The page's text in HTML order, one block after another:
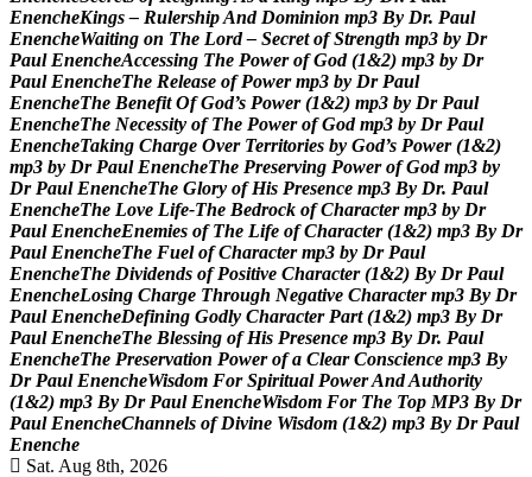
EnencheKings – RulershipAnd Dominion mp3 By Dr. Paul
EnencheWaiting on The Lord – Secret of Strength mp3 by Dr
Paul EnencheAccessing The Power of God (1&2) mp3 by Dr
Paul EnencheThe Release of Power mp3 by Dr Paul
EnencheThe Benefit Of God’s Power (1&2) mp3 by Dr Paul
EnencheThe Necessity of The Power of God mp3 by Dr Paul
EnencheTaking Charge Over Territories by God’s Power (1&2)
mp3 by Dr Paul EnencheThe Preserving Power of God mp3 by
Dr Paul EnencheThe Glory of His Presence mp3 By Dr. Paul
EnencheThe Love Life-The Bedrock of Character mp3 by Dr
Paul EnencheEnemies of The Life of Character (1&2) mp3 By Dr
Paul EnencheThe Fuel of Character mp3 by Dr Paul
EnencheThe Dividends of Positive Character (1&2) By Dr Paul
EnencheLosing Charge Through Negative Character mp3 By Dr
Paul EnencheDefining Godly Character Part (1&2) mp3 By Dr
Paul EnencheThe Blessing of His Presence mp3 By Dr. Paul
EnencheThe Preservation Power of a Clear Conscience mp3 By
Dr Paul EnencheWisdom For Spiritual PowerAndAuthority
(1&2) mp3 By Dr Paul EnencheWisdom For The Top MP3 By Dr
Paul EnencheChannels of Divine Wisdom (1&2) mp3 By Dr Paul
Enenche
Sat. Aug 8th, 2026